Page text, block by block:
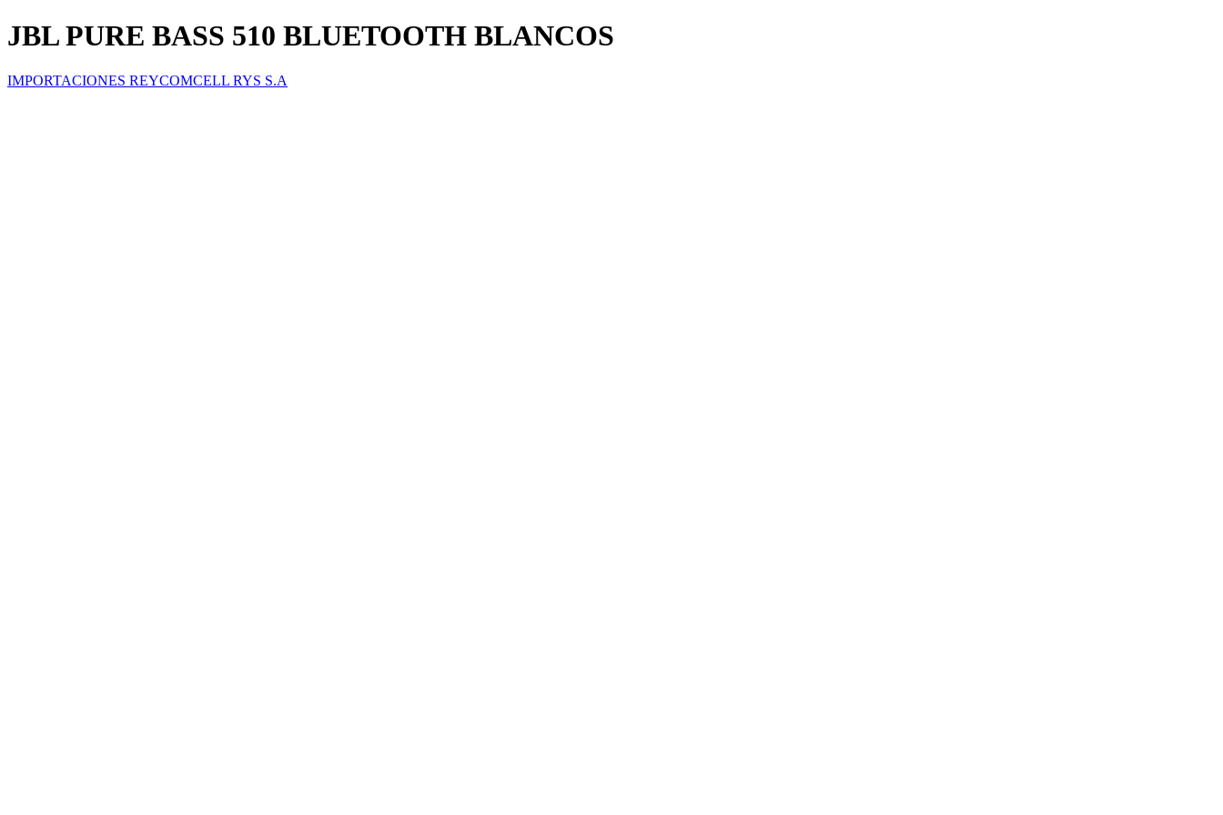
JBL PURE BASS 510 BLUETOOTH BLANCOS
IMPORTACIONES REYCOMCELL RYS S.A